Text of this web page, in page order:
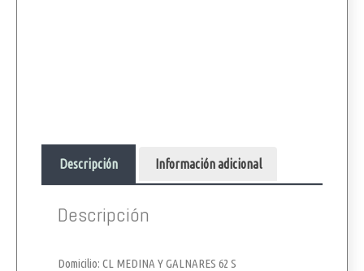
Descripción Información adicional
Descripción
Domicilio: CL MEDINA Y GALNARES 62 S